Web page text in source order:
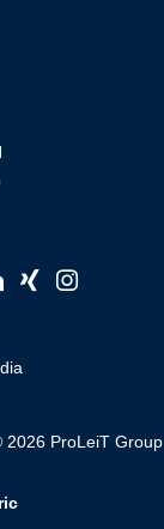
2026 ProLeiT Group